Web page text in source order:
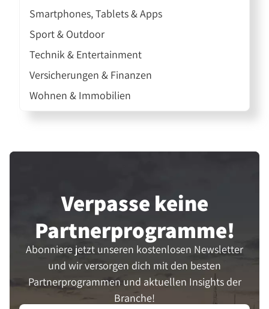
Smartphones, Tablets & Apps
Sport & Outdoor
Technik & Entertainment
Versicherungen & Finanzen
Wohnen & Immobilien
Verpasse keine
Partner­programme!
Abonniere jetzt unseren kostenlosen Newsletter
und wir versorgen dich mit den besten
Partnerprogrammen und aktuellen Insights der
Branche!